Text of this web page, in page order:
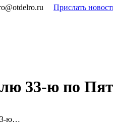
Прислать
33-ю по
ю…